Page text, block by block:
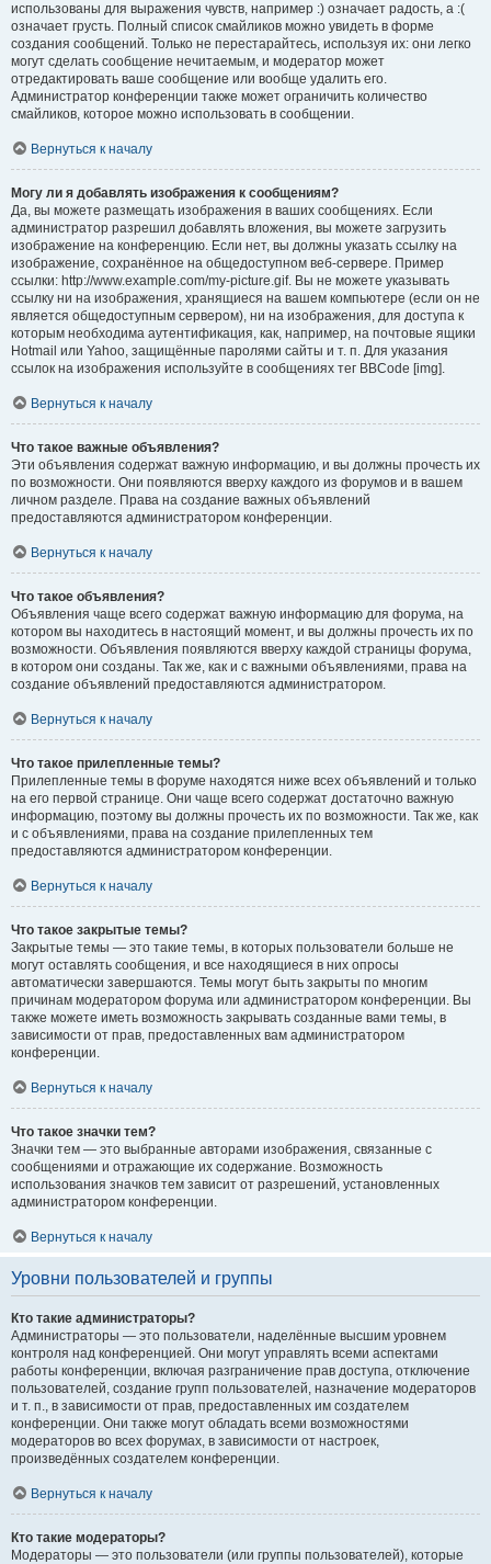
использованы для выражения чувств, например :) означает радость, а :(
означает грусть. Полный список смайликов можно увидеть в форме
создания сообщений. Только не перестарайтесь, используя их: они легко
могут сделать сообщение нечитаемым, и модератор может
отредактировать ваше сообщение или вообще удалить его.
Администратор конференции также может ограничить количество
смайликов, которое можно использовать в сообщении.
Вернуться к началу
Могу ли я добавлять изображения к сообщениям?
Да, вы можете размещать изображения в ваших сообщениях. Если
администратор разрешил добавлять вложения, вы можете загрузить
изображение на конференцию. Если нет, вы должны указать ссылку на
изображение, сохранённое на общедоступном веб-сервере. Пример
ссылки: http://www.example.com/my-picture.gif. Вы не можете указывать
ссылку ни на изображения, хранящиеся на вашем компьютере (если он не
является общедоступным сервером), ни на изображения, для доступа к
которым необходима аутентификация, как, например, на почтовые ящики
Hotmail или Yahoo, защищённые паролями сайты и т. п. Для указания
ссылок на изображения используйте в сообщениях тег BBCode [img].
Вернуться к началу
Что такое важные объявления?
Эти объявления содержат важную информацию, и вы должны прочесть их
по возможности. Они появляются вверху каждого из форумов и в вашем
личном разделе. Права на создание важных объявлений
предоставляются администратором конференции.
Вернуться к началу
Что такое объявления?
Объявления чаще всего содержат важную информацию для форума, на
котором вы находитесь в настоящий момент, и вы должны прочесть их по
возможности. Объявления появляются вверху каждой страницы форума,
в котором они созданы. Так же, как и с важными объявлениями, права на
создание объявлений предоставляются администратором.
Вернуться к началу
Что такое прилепленные темы?
Прилепленные темы в форуме находятся ниже всех объявлений и только
на его первой странице. Они чаще всего содержат достаточно важную
информацию, поэтому вы должны прочесть их по возможности. Так же, как
и с объявлениями, права на создание прилепленных тем
предоставляются администратором конференции.
Вернуться к началу
Что такое закрытые темы?
Закрытые темы — это такие темы, в которых пользователи больше не
могут оставлять сообщения, и все находящиеся в них опросы
автоматически завершаются. Темы могут быть закрыты по многим
причинам модератором форума или администратором конференции. Вы
также можете иметь возможность закрывать созданные вами темы, в
зависимости от прав, предоставленных вам администратором
конференции.
Вернуться к началу
Что такое значки тем?
Значки тем — это выбранные авторами изображения, связанные с
сообщениями и отражающие их содержание. Возможность
использования значков тем зависит от разрешений, установленных
администратором конференции.
Вернуться к началу
Уровни пользователей и группы
Кто такие администраторы?
Администраторы — это пользователи, наделённые высшим уровнем
контроля над конференцией. Они могут управлять всеми аспектами
работы конференции, включая разграничение прав доступа, отключение
пользователей, создание групп пользователей, назначение модераторов
и т. п., в зависимости от прав, предоставленных им создателем
конференции. Они также могут обладать всеми возможностями
модераторов во всех форумах, в зависимости от настроек,
произведённых создателем конференции.
Вернуться к началу
Кто такие модераторы?
Модераторы — это пользователи (или группы пользователей), которые